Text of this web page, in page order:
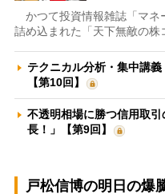
かつて投資情報雑誌「マネ
詰め込まれた「天下無敵の株
テクニカル分析・集中講
【第10回】
不透明相場に勝つ信用取
長！」【第9回】
戸松信博の明日の爆